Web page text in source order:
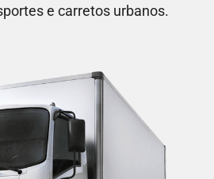
e carretos urbanos.